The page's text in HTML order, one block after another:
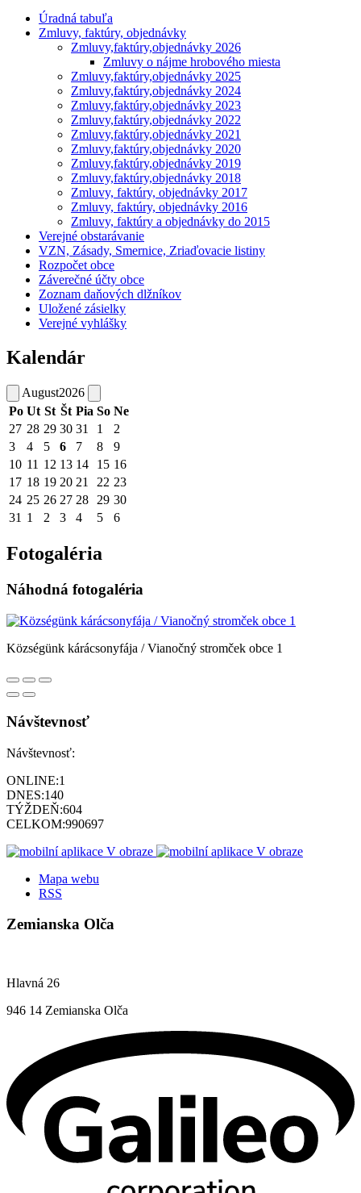
Úradná tabuľa
Zmluvy, faktúry, objednávky
Zmluvy,faktúry,objednávky 2026
Zmluvy o nájme hrobového miesta
Zmluvy,faktúry,objednávky 2025
Zmluvy,faktúry,objednávky 2024
Zmluvy,faktúry,objednávky 2023
Zmluvy,faktúry,objednávky 2022
Zmluvy,faktúry,objednávky 2021
Zmluvy,faktúry,objednávky 2020
Zmluvy,faktúry,objednávky 2019
Zmluvy,faktúry,objednávky 2018
Zmluvy, faktúry, objednávky 2017
Zmluvy, faktúry, objednávky 2016
Zmluvy, faktúry a objednávky do 2015
Verejné obstarávanie
VZN, Zásady, Smernice, Zriaďovacie listiny
Rozpočet obce
Záverečné účty obce
Zoznam daňových dlžníkov
Uložené zásielky
Verejné vyhlášky
Kalendár
August2026
Po Ut St Št Pia So Ne
27 28 29 30 31 1
2
3
4 5 6 7 8
9
10 11 12 13 14 15 16
17 18 19 20 21 22 23
24 25 26 27 28 29 30
31 1 2 3 4 5 6
Fotogaléria
Náhodná fotogaléria
Községünk kárácsonyfája / Vianočný stromček obce 1
Návštevnosť
Návštevnosť:
ONLINE:1
DNES:140
TÝŽDEŇ:604
CELKOM:990697
Mapa webu
RSS
Zemianska Olča
Hlavná 26
946 14 Zemianska Olča